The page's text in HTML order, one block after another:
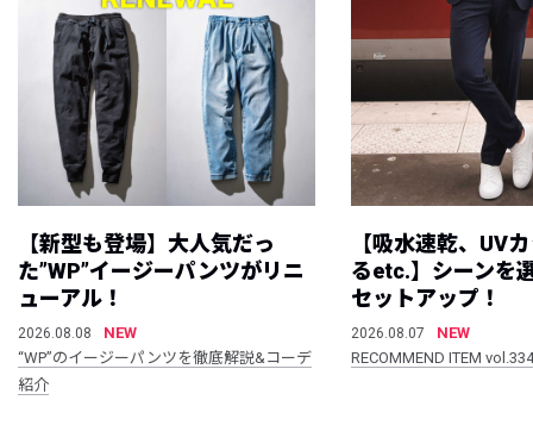
【新型も登場】大人気だっ
た”WP”イージーパンツがリニ
ューアル！
2026.08.08
NEW
“WP”のイージーパンツを徹底解説&コーデ
紹介
【吸水速乾、UV
るetc.】シーンを
セットアップ！
2026.08.07
NEW
RECOMMEND ITEM vol.334